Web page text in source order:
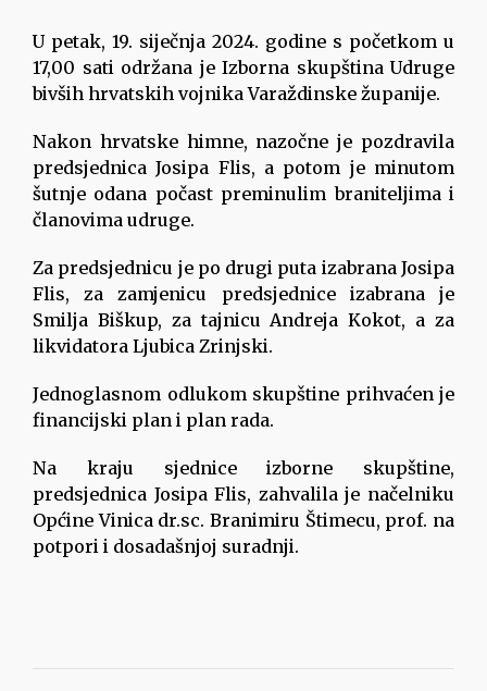
U petak, 19. siječnja 2024. godine s početkom u
17,00 sati održana je Izborna skupština Udruge
bivših hrvatskih vojnika Varaždinske županije.
Nakon hrvatske himne, nazočne je pozdravila
predsjednica Josipa Flis, a potom je minutom
šutnje odana počast preminulim braniteljima i
članovima udruge.
Za predsjednicu je po drugi puta izabrana Josipa
Flis, za zamjenicu predsjednice izabrana je
Smilja Biškup, za tajnicu Andreja Kokot, a za
likvidatora Ljubica Zrinjski.
Jednoglasnom odlukom skupštine prihvaćen je
financijski plan i plan rada.
Na kraju sjednice izborne skupštine,
predsjednica Josipa Flis, zahvalila je načelniku
Općine Vinica dr.sc. Branimiru Štimecu, prof. na
potpori i dosadašnjoj suradnji.